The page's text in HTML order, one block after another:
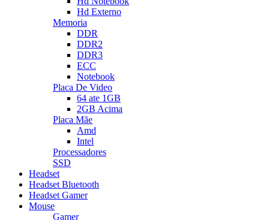
Hd Externo
Memoria
DDR
DDR2
DDR3
ECC
Notebook
Placa De Video
64 ate 1GB
2GB Acima
Placa Mãe
Amd
Intel
Processadores
SSD
Headset
Headset Bluetooth
Headset Gamer
Mouse
Gamer